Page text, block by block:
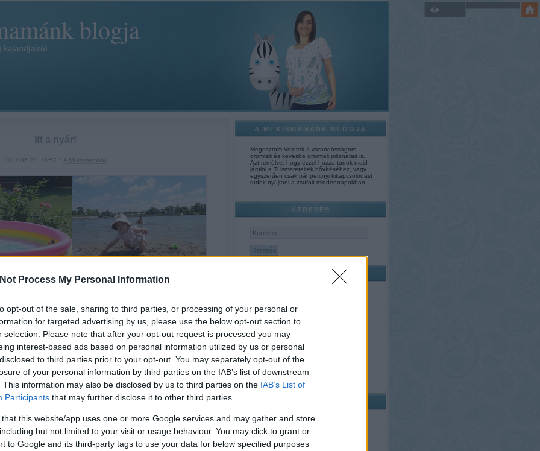
Process My Personal Information
opt-out of the sale, sharing to third parties, or processing of your personal or
for targeted advertising by us, please use the below opt-out section to
selection. Please note that after your opt-out request is processed you may
interest-based ads based on personal information utilized by us or personal
to third parties prior to your opt-out. You may separately opt-out of the
of your personal information by third parties on the IAB’s list of downstream
This information may also be disclosed by us to third parties on the IAB’s List of
Participants that may further disclose it to other third parties.
that this website/app uses one or more Google services and may gather and store
but not limited to your visit or usage behaviour. You may click to grant or
to Google and its third-party tags to use your data for below specified purposes
blogja
kalandjairól
A MI KISMAMÁNK BLOGJA
Megosztom Veletek a várandósságom
örömteli és kevésbé örömteli pillanatait is.
Azt remélve, hogy ezzel hozzá tudok majd
járulni a Ti ismereteitek bővítéséhez, vagy
egyszerűen csak pár percnyi kikapcsolódást
tudok nyújtani a zsúfolt mindennapokban.
KERESÉS
CSALÁDUNK BABABOLTJA
Itt a nyár!
2012.06.28. 16:57 :: A Mi kismamánk
érkezik a következő.
volt. Nekem duplán kellett harcolnom ellene, egyszer Rékus, másodszor
A kertben felfújtuk a kismedencét, feltöltöttük vízzel, vártunk, amíg
és irány a pancsolás… Amint a mellékelt kép is mutatja, Rékus
hogy kisgyerekeknél a biztonságos fürdőzés elengedhetetlen.
védelemre kell gondolni –sapka, naptej, mérsékelt „napozási idő” -, de
Ilyenkor annyira megijedhetnek, hogy nem tudnak a felszínre
gyakran bekövetkezik – és máris kész a baj. Manapság már speciális
ezt a kis befektetést. És ráadásul mi jövőre újrahasznosíthatjuk a